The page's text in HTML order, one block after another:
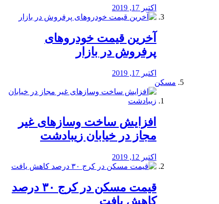
اکتبر 17, 2019
آخرین قیمت خودرو‌های
پرفروش در بازار
اکتبر 17, 2019
مسکن
افزایش ساخت وسازهای غیر
مجاز در خیابان زیبادشت
اکتبر 12, 2019
️قیمت مسکن در کرج ۳۰ درصد
کاهش یافت